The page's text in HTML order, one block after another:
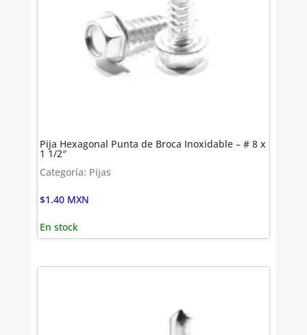
Pija Hexagonal Punta de Broca Inoxidable – # 8 x
1 1/2″
Categoría: Pijas
$1.40 MXN
En stock